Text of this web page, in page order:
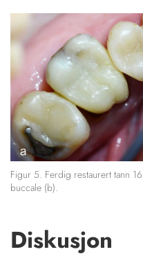
Figur 5. Ferdig restaurert tann
buccale (b).
Diskusjon